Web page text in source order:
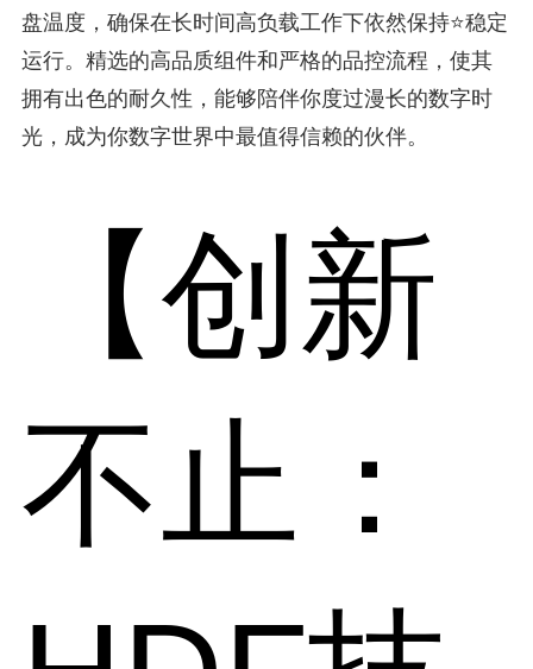
盘温度，确保在长时间高负载工作下依然保持⭐稳定
运行。精选的高品质组件和严格的品控流程，使其
拥有出色的耐久性，能够陪伴你度过漫长的数字时
光，成为你数字世界中最值得信赖的伙伴。
【创新
不止：